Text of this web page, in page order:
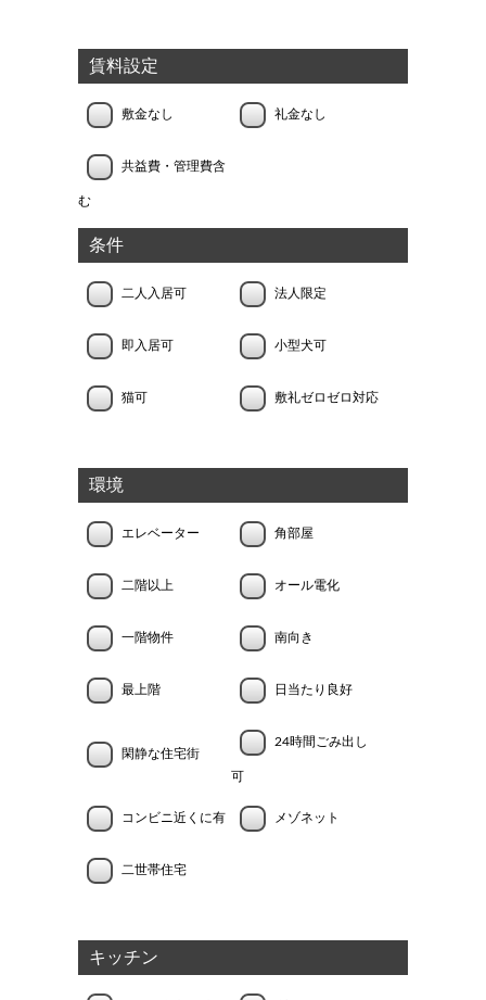
賃料設定
敷金なし 礼金なし
共益費・管理費含
む
条件
二人入居可 法人限定
即入居可 小型犬可
猫可 敷礼ゼロゼロ対応
環境
エレベーター 角部屋
二階以上 オール電化
一階物件 南向き
最上階 日当たり良好
閑静な住宅街
24時間ごみ出し
可
コンビニ近くに有 メゾネット
二世帯住宅
キッチン